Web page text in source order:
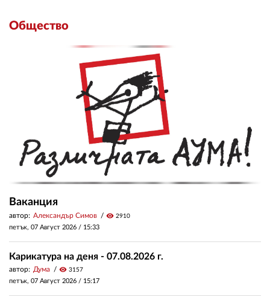
Общество
Ваканция
автор: Александър Симов visibility 2910
петък, 07 Август 2026 / 15:33
Карикатура на деня - 07.08.2026 г.
автор: Дума visibility 3157
петък, 07 Август 2026 / 15:17